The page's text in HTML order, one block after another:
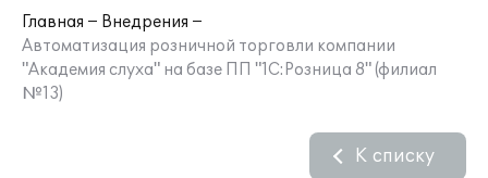
Главная
Внедрения
Автоматизация розничной торговли компании
"Академия слуха" на базе ПП "1С:Розница 8" (филиал
№13)
К списку